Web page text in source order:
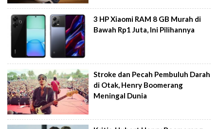
3 HP Xiaomi RAM 8 GB Murah di
Bawah Rp1 Juta, Ini Pilihannya
Stroke dan Pecah Pembuluh Darah
di Otak, Henry Boomerang
Meningal Dunia